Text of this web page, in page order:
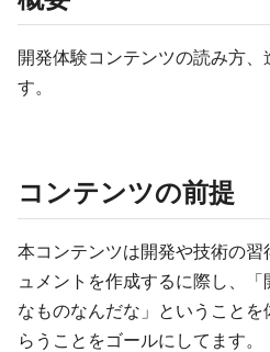
開発体験コンテンツの読み方、
す。
コンテンツの前提
本コンテンツは開発や技術の
ュメントを作成するに際し、
なものなんだな」ということ
らうことをゴールにしてます。